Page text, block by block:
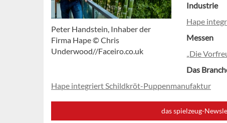
Peter Handstein, Inhaber der
Firma Hape © Chris
Underwood//Faceiro.co.uk
Industrie
Hape
Messen
„Die
Das
Hape integriert Schildkröt-Puppenmanufaktur
das spielzeug-